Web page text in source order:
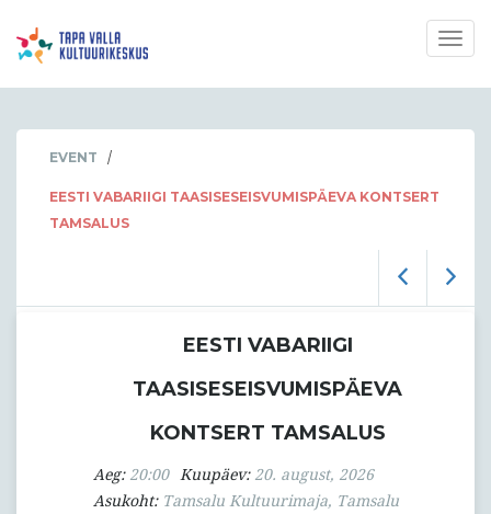
EVENT /
EESTI VABARIIGI TAASISESEISVUMISPÄEVA KONTSERT
TAMSALUS
EESTI VABARIIGI
TAASISESEISVUMISPÄEVA
KONTSERT TAMSALUS
Aeg: 20:00 Kuupäev: 20. august, 2026
Asukoht: Tamsalu Kultuurimaja, Tamsalu